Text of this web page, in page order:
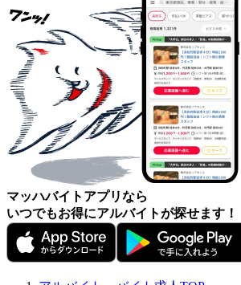
マッハバイトアプリなら
いつでもお得にアルバイトが探せます！